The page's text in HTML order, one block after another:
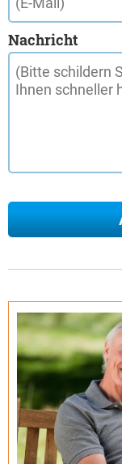
Nachricht